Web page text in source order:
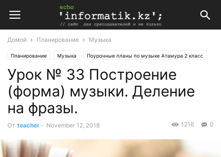
Домой Планирование Музыка
Планирование Музыка Поурочные планы по музыке Атамура 2 класс
Урок № 33 Построение
(форма) музыки. Деление
на фразы.
От teacher - November 12, 2018 0
1216